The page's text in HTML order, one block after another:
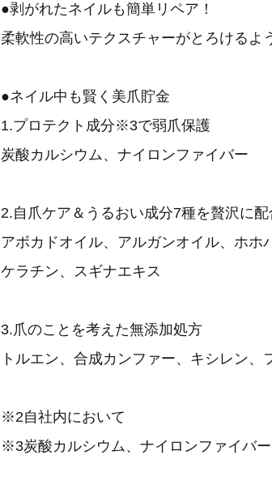
●剥がれたネイルも簡単リペア！
柔軟性の高いテクスチャーがとろけるよ
●ネイル中も賢く美爪貯金
1.プロテクト成分※3で弱爪保護
炭酸カルシウム、ナイロンファイバー
2.自爪ケア＆うるおい成分7種を贅沢に配
アボカドオイル、アルガンオイル、ホ
ケラチン、スギナエキス
3.爪のことを考えた無添加処方
トルエン、合成カンファー、キシレン
※2自社内において
※3炭酸カルシウム、ナイロンファイバー